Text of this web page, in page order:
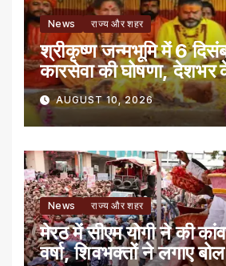
News राज्य और शहर
श्रीकृष्ण जन्मभूमि में 6
कारसेवा की घोषणा,
AUGUST 10, 2026
News राज्य और शहर
मेरठ में सीएम योगी ने की
वर्षा, शिवभक्तों ने लगाए